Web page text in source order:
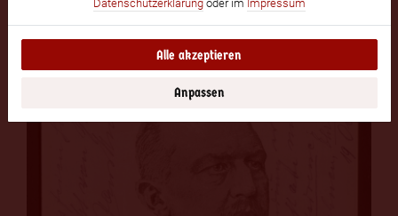
Datenschutzerklärungoder im Impressum
Alle akzeptieren
Anpassen